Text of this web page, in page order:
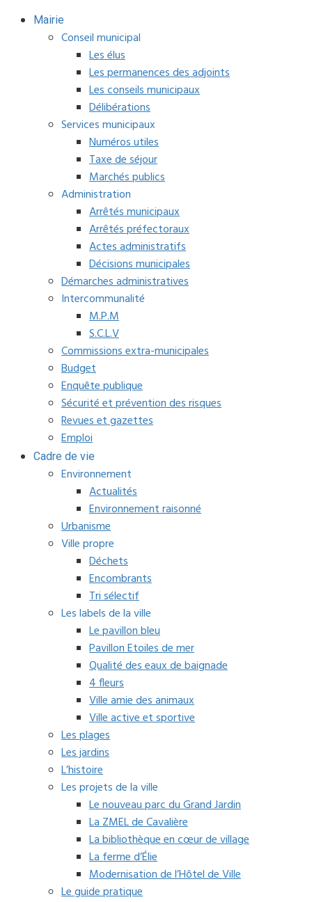
Mairie
Conseil municipal
Les élus
Les permanences des adjoints
Les conseils municipaux
Délibérations
Services municipaux
Numéros utiles
Taxe de séjour
Marchés publics
Administration
Arrêtés municipaux
Arrêtés préfectoraux
Actes administratifs
Décisions municipales
Démarches administratives
Intercommunalité
M.P.M
S.C.L.V
Commissions extra-municipales
Budget
Enquête publique
Sécurité et prévention des risques
Revues et gazettes
Emploi
Cadre de vie
Environnement
Actualités
Environnement raisonné
Urbanisme
Ville propre
Déchets
Encombrants
Tri sélectif
Les labels de la ville
Le pavillon bleu
Pavillon Etoiles de mer
Qualité des eaux de baignade
4 fleurs
Ville amie des animaux
Ville active et sportive
Les plages
Les jardins
L’histoire
Les projets de la ville
Le nouveau parc du Grand Jardin
La ZMEL de Cavalière
La bibliothèque en cœur de village
La ferme d’Élie
Modernisation de l’Hôtel de Ville
Le guide pratique